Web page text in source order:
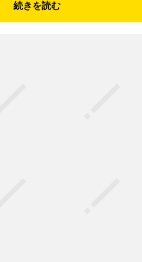
続きを読む